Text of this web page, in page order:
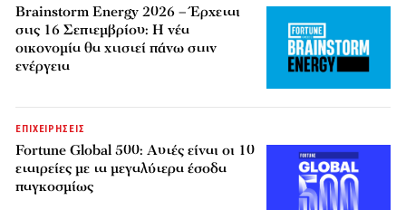
Brainstorm Energy 2026 – Έρχεται
στις 16 Σεπτεμβρίου: Η νέα
οικονομία θα χτιστεί πάνω στην
ενέργεια
ΕΠΙΧΕΙΡΗΣΕΙΣ
Fortune Global 500: Αυτές είναι οι 10
εταιρείες με τα μεγαλύτερα έσοδα
παγκοσμίως